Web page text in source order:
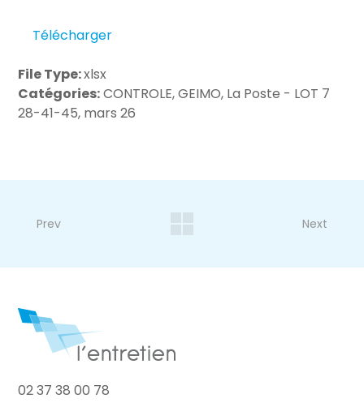
Télécharger
File Type:xlsx
Catégories:CONTROLE, GEIMO, La Poste - LOT 7
28-41-45, mars 26
Prev Next
02 37 38 00 78